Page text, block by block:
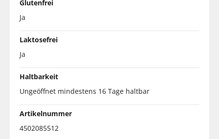
Glutenfrei
Ja
Laktosefrei
Ja
Haltbarkeit
Ungeöffnet mindestens 16 Tage haltbar
Artikelnummer
4502085512